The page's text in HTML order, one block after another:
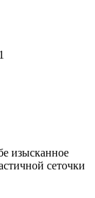
изысканное
сеточки